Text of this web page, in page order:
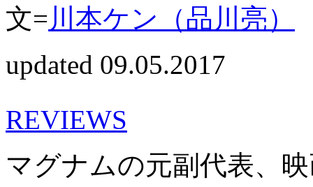
文=川本ケン（品川亮）
updated 09.05.2017
REVIEWS
マグナムの元副代表、